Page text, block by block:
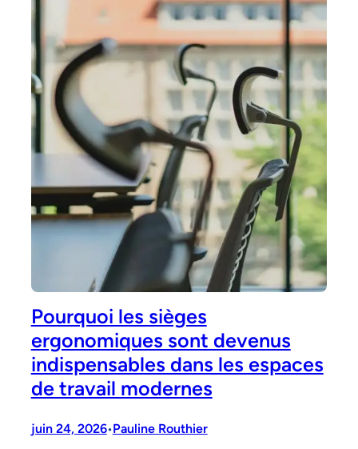
Pourquoi les sièges
ergonomiques sont devenus
indispensables dans les espaces
de travail modernes
juin 24, 2026•Pauline Routhier